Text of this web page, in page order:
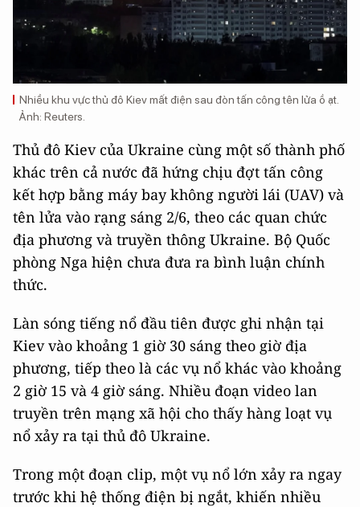
Nhiều khu vực thủ đô Kiev mất điện sau đòn tấn công tên lửa ồ ạt.
Ảnh: Reuters.
Thủ đô Kiev của Ukraine cùng một số thành phố
khác trên cả nước đã hứng chịu đợt tấn công
kết hợp bằng máy bay không người lái (UAV) và
tên lửa vào rạng sáng 2/6, theo các quan chức
địa phương và truyền thông Ukraine. Bộ Quốc
phòng Nga hiện chưa đưa ra bình luận chính
thức.
Làn sóng tiếng nổ đầu tiên được ghi nhận tại
Kiev vào khoảng 1 giờ 30 sáng theo giờ địa
phương, tiếp theo là các vụ nổ khác vào khoảng
2 giờ 15 và 4 giờ sáng. Nhiều đoạn video lan
truyền trên mạng xã hội cho thấy hàng loạt vụ
nổ xảy ra tại thủ đô Ukraine.
Trong một đoạn clip, một vụ nổ lớn xảy ra ngay
trước khi hệ thống điện bị ngắt, khiến nhiều